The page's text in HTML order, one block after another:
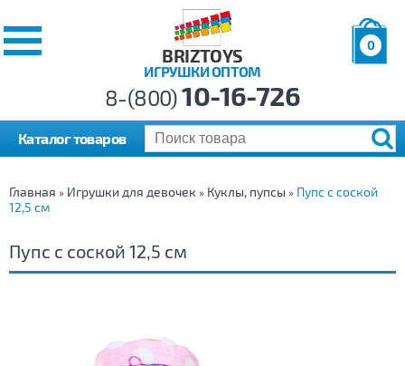
BRIZTOYS
ИГРУШКИ ОПТОМ
0
р.
8-(800)10-16-726
Каталог товаров
Главная » Игрушки для девочек » Куклы, пупсы » Пупс с соской
12,5 см
Пупс с соской 12,5 см